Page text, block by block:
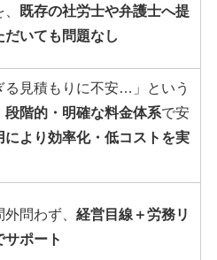
既存の社労士や弁護士へ提
だいても問題なし
る見積もりに不安…」という
段階的・明確な料金体系で安
により効率化・低コストを実
問わず、 経営目線＋労務リ
サポート